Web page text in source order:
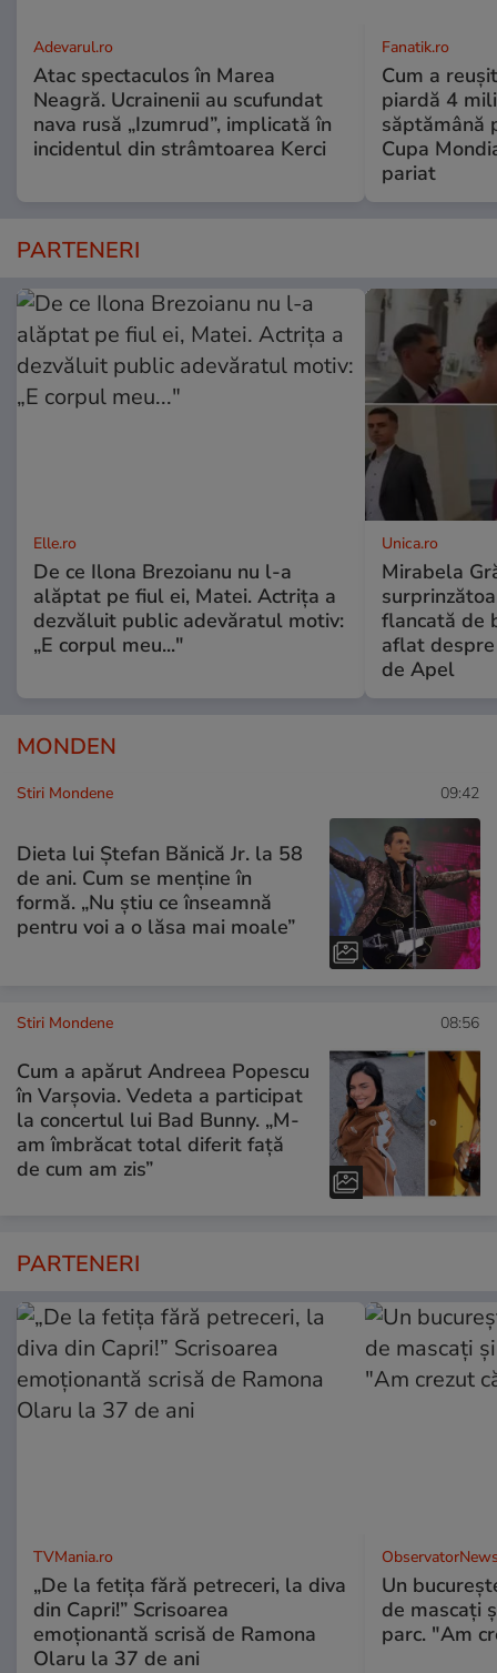
Adevarul.ro
Atac spectaculos în Marea
Neagră. Ucrainenii au scufundat
nava rusă „Izumrud”, implicată în
incidentul din strâmtoarea Kerci
Fanatik.ro
Cum a
piardă 4
săptămână
Cupa
pariat
PARTENERI
Elle.ro
De ce Ilona Brezoianu nu l-a
alăptat pe fiul ei, Matei. Actrița a
dezvăluit public adevăratul motiv:
„E corpul meu..."
Unica.ro
Mirabela
flancată de
aflat
de Apel
MONDEN
Stiri Mondene 09:42
Dieta lui Ștefan Bănică Jr. la 58
de ani. Cum se menține în
formă. „Nu ştiu ce înseamnă
pentru voi a o lăsa mai moale”
Stiri Mondene 08:56
Cum a apărut Andreea Popescu
în Varșovia. Vedeta a participat
la concertul lui Bad Bunny. „M-
am îmbrăcat total diferit față
de cum am zis”
PARTENERI
TVMania.ro
„De la fetița fără petreceri, la diva
din Capri!” Scrisoarea
emoționantă scrisă de Ramona
Olaru la 37 de ani
Un
de mascaţi
parc. "Am